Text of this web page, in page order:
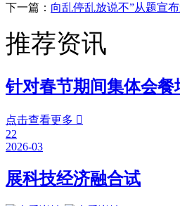
下一篇： 向乱停乱放说不”从题宣
推荐资讯
针对春节期间集体会餐
点击查看更多 
22
2026-03
展科技经济融合试